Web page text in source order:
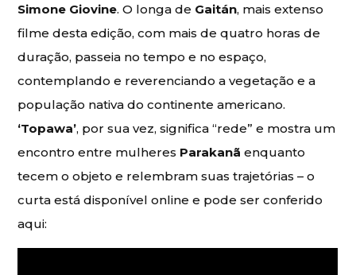
Simone Giovine. O longa de Gaitán, mais extenso
filme desta edição, com mais de quatro horas de
duração, passeia no tempo e no espaço,
contemplando e reverenciando a vegetação e a
população nativa do continente americano.
‘Topawa’, por sua vez, significa “rede” e mostra um
encontro entre mulheres Parakanã enquanto
tecem o objeto e relembram suas trajetórias – o
curta está disponível online e pode ser conferido
aqui: